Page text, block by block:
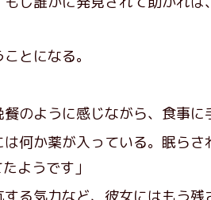
とになる。
のように感じながら、食事に
何か薬が入っている。眠ら
ようです」